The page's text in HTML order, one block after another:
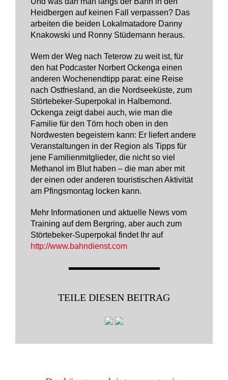
Heidbergen auf keinen Fall verpassen? Das
arbeiten die beiden Lokalmatadore Danny
Knakowski und Ronny Stüdemann heraus.
Wem der Weg nach Teterow zu weit ist, für
den hat Podcaster Norbert Ockenga einen
anderen Wochenendtipp parat: eine Reise
nach Ostfriesland, an die Nordseeküste, zum
Störtebeker-Superpokal in Halbemond.
Ockenga zeigt dabei auch, wie man die
Familie für den Törn hoch oben in den
Nordwesten begeistern kann: Er liefert andere
Veranstaltungen in der Region als Tipps für
jene Familienmitglieder, die nicht so viel
Methanol im Blut haben – die man aber mit
der einen oder anderen touristischen Aktivität
am Pfingsmontag locken kann.
Mehr Informationen und aktuelle News vom
Training auf dem Bergring, aber auch zum
Störtebeker-Superpokal findet Ihr auf
http://www.bahndienst.com
TEILE DIESEN BEITRAG